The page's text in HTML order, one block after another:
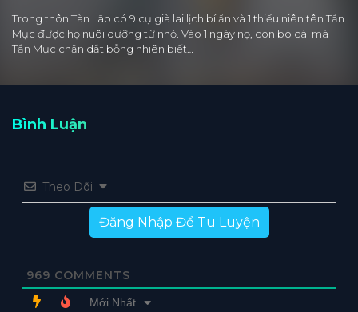
Trong thôn Tàn Lão có 9 cụ già lai lịch bí ẩn và 1 thiếu niên tên Tần
Mục được họ nuôi dưỡng từ nhỏ. Vào 1 ngày nọ, con bò cái mà
Tần Mục chăn dắt bỗng nhiên biết…
Bình Luận
Theo Dõi
Đăng Nhập Để Tu Luyện
969 COMMENTS
Mới Nhất